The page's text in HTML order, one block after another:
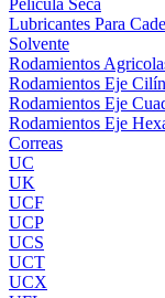
Película Seca
Lubricantes Para
Solvente
Rodamientos
Rodamientos Eje
Rodamientos Eje
Rodamientos Eje
Correas
UC
UK
UCF
UCP
UCS
UCT
UCX